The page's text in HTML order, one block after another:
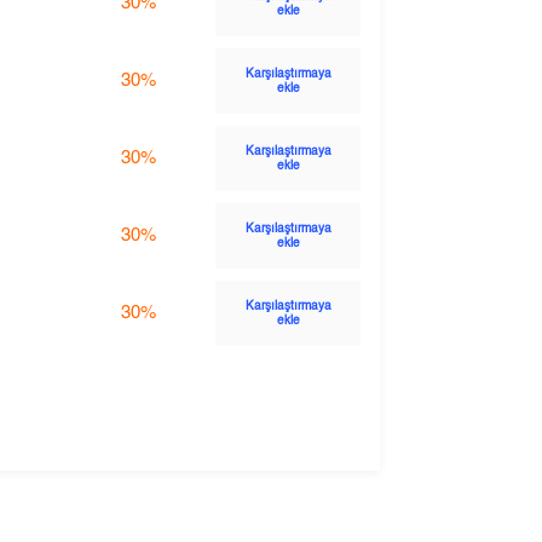
ekle
30%
Karşılaştırmaya
ekle
30%
Karşılaştırmaya
ekle
30%
Karşılaştırmaya
ekle
30%
Karşılaştırmaya
ekle